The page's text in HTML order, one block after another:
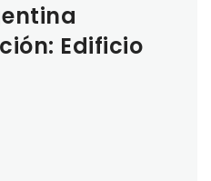
Edificio